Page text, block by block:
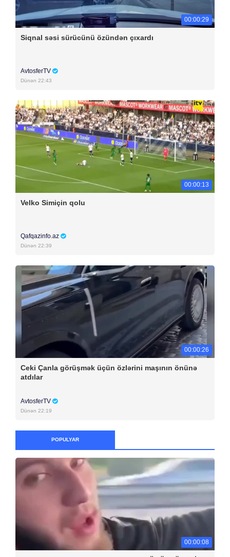
00:00:29
Siqnal səsi sürücünü özündən çıxardı
AvtosferTV
Dünən 22:43
00:00:13
Velko Simiçin qolu
Qafqazinfo.az
Dünən 22:39
00:00:26
Ceki Çanla görüşmək üçün özlərini maşının önünə
atdılar
AvtosferTV
Dünən 22:19
POPULYAR
00:00:08